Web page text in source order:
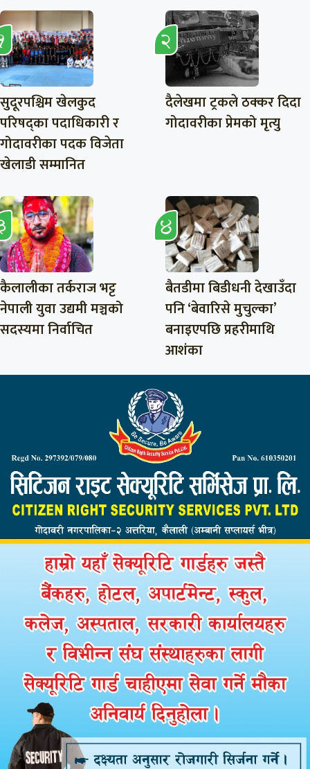
सुदूरपश्चिम खेलकुद
परिषद्का पदाधिकारी र
गोदावरीका पदक विजेता
खेलाडी सम्मानित
दैलेखमा ट्रकले ठक्कर दिदा
गोदावरीका प्रेमको मृत्यु
कैलालीका तर्कराज भट्ट
नेपाली युवा उद्यमी मञ्चको
सदस्यमा निर्वाचित
बैतडीमा बिडीधनी देखाउँदा
पनि ‘बेवारिसे मुचुल्का’
बनाइएपछि प्रहरीमाथि
आशंका